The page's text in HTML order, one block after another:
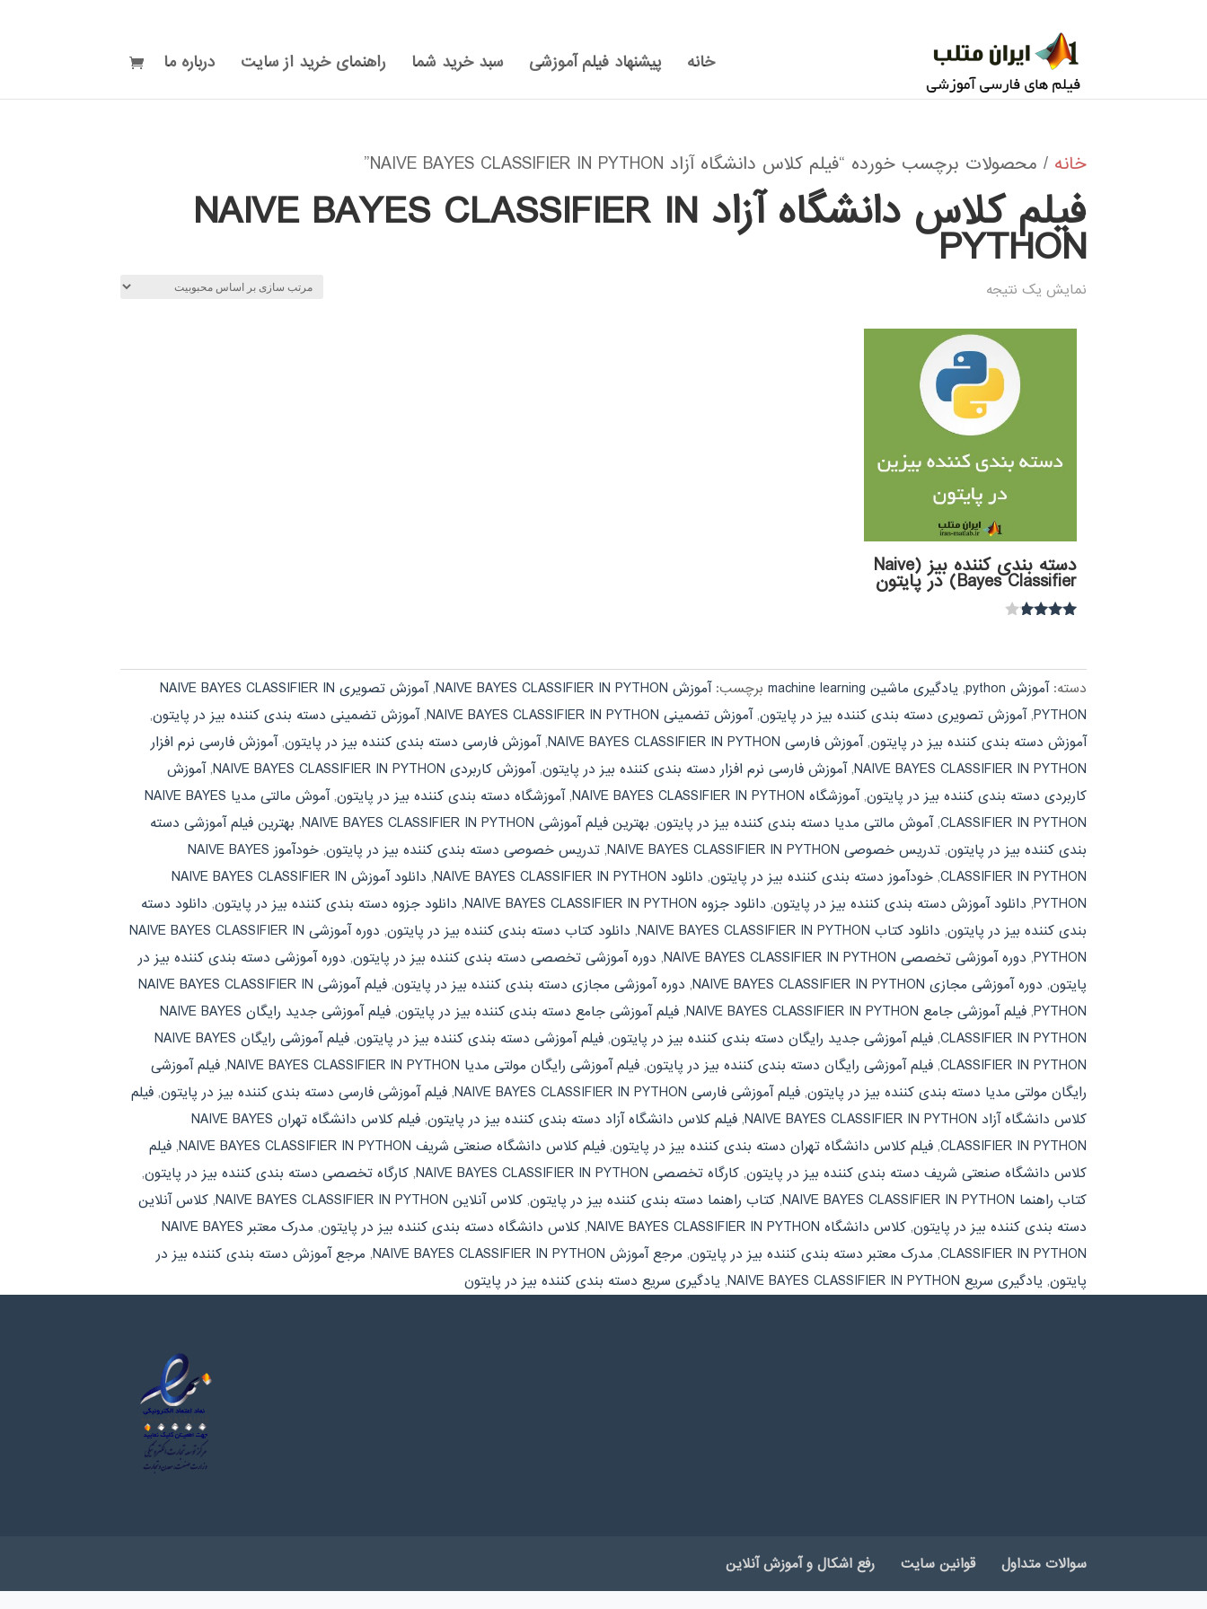
خانه پیشنهاد فیلم آموزشی سبد خرید شما راهنمای خرید از سایت درباره ما
خانه / محصولات برچسب خورده “فیلم کلاس دانشگاه آزاد NAIVE BAYES CLASSIFIER IN PYTHON”
فیلم کلاس دانشگاه آزاد NAIVE BAYES CLASSIFIER IN
PYTHON
نمایش یک نتیجه
دسته بندی کننده بیز (Naive
Bayes Classifier) در پایتون
دسته:آموزش python , یادگیری ماشین machine learning برچسب:آموزش NAIVE BAYES CLASSIFIER IN PYTHON ,
آموزش تصویری NAIVE BAYES CLASSIFIER IN
PYTHON
,آموزش تصویری دسته بندی کننده بیز در پایتون,آموزش تضمینی NAIVE BAYES CLASSIFIER IN PYTHON ,آموزش تضمینی دسته بندی کننده بیز در پایتون,
آموزش دسته بندی کننده بیز در پایتون,آموزش فارسی NAIVE BAYES CLASSIFIER IN PYTHON ,آموزش فارسی دسته بندی کننده بیز در پایتون,آموزش فارسی نرم افزار
NAIVE BAYES CLASSIFIER IN PYTHON
,آموزش فارسی نرم افزار دسته بندی کننده بیز در پایتون,آموزش کاربردی NAIVE BAYES CLASSIFIER IN PYTHON ,آموزش
کاربردی دسته بندی کننده بیز در پایتون,آموزشگاه NAIVE BAYES CLASSIFIER IN PYTHON ,آموزشگاه دسته بندی کننده بیز در پایتون,
آموش مالتی مدیا NAIVE BAYES
CLASSIFIER IN PYTHON
,آموش مالتی مدیا دسته بندی کننده بیز در پایتون, بهترین فیلم آموزشی NAIVE BAYES CLASSIFIER IN PYTHON , بهترین فیلم آموزشی دسته
بندی کننده بیز در پایتون,تدریس خصوصی NAIVE BAYES CLASSIFIER IN PYTHON ,تدریس خصوصی دسته بندی کننده بیز در پایتون,
خودآموز NAIVE BAYES
CLASSIFIER IN PYTHON
,خودآموز دسته بندی کننده بیز در پایتون, دانلود NAIVE BAYES CLASSIFIER IN PYTHON ,
دانلود آموزش NAIVE BAYES CLASSIFIER IN
PYTHON
, دانلود آموزش دسته بندی کننده بیز در پایتون, دانلود جزوه NAIVE BAYES CLASSIFIER IN PYTHON , دانلود جزوه دسته بندی کننده بیز در پایتون, دانلود دسته
بندی کننده بیز در پایتون, دانلود کتاب NAIVE BAYES CLASSIFIER IN PYTHON , دانلود کتاب دسته بندی کننده بیز در پایتون,
دوره آموزشی NAIVE BAYES CLASSIFIER IN
PYTHON
, دوره آموزشی تخصصی NAIVE BAYES CLASSIFIER IN PYTHON , دوره آموزشی تخصصی دسته بندی کننده بیز در پایتون, دوره آموزشی دسته بندی کننده بیز در
پایتون, دوره آموزشی مجازی NAIVE BAYES CLASSIFIER IN PYTHON , دوره آموزشی مجازی دسته بندی کننده بیز در پایتون,
فیلم آموزشی NAIVE BAYES CLASSIFIER IN
PYTHON
,فیلم آموزشی جامع NAIVE BAYES CLASSIFIER IN PYTHON ,فیلم آموزشی جامع دسته بندی کننده بیز در پایتون,
فیلم آموزشی جدید رایگان NAIVE BAYES
CLASSIFIER IN PYTHON
,فیلم آموزشی جدید رایگان دسته بندی کننده بیز در پایتون,فیلم آموزشی دسته بندی کننده بیز در پایتون,
فیلم آموزشی رایگان NAIVE BAYES
CLASSIFIER IN PYTHON
,فیلم آموزشی رایگان دسته بندی کننده بیز در پایتون,فیلم آموزشی رایگان مولتی مدیا NAIVE BAYES CLASSIFIER IN PYTHON ,فیلم آموزشی
رایگان مولتی مدیا دسته بندی کننده بیز در پایتون,فیلم آموزشی فارسی NAIVE BAYES CLASSIFIER IN PYTHON ,فیلم آموزشی فارسی دسته بندی کننده بیز در پایتون,فیلم
کلاس دانشگاه آزاد NAIVE BAYES CLASSIFIER IN PYTHON
,فیلم کلاس دانشگاه آزاد دسته بندی کننده بیز در پایتون,
فیلم کلاس دانشگاه تهران NAIVE BAYES
CLASSIFIER IN PYTHON
,فیلم کلاس دانشگاه تهران دسته بندی کننده بیز در پایتون,فیلم کلاس دانشگاه صنعتی شریف NAIVE BAYES CLASSIFIER IN PYTHON ,فیلم
کلاس دانشگاه صنعتی شریف دسته بندی کننده بیز در پایتون,کارگاه تخصصی NAIVE BAYES CLASSIFIER IN PYTHON ,کارگاه تخصصی دسته بندی کننده بیز در پایتون,
کتاب راهنما NAIVE BAYES CLASSIFIER IN PYTHON
,کتاب راهنما دسته بندی کننده بیز در پایتون,کلاس آنلاین NAIVE BAYES CLASSIFIER IN PYTHON ,کلاس آنلاین
دسته بندی کننده بیز در پایتون,کلاس دانشگاه NAIVE BAYES CLASSIFIER IN PYTHON ,کلاس دانشگاه دسته بندی کننده بیز در پایتون,
مدرک معتبر NAIVE BAYES
CLASSIFIER IN PYTHON
, مدرک معتبر دسته بندی کننده بیز در پایتون, مرجع آموزش NAIVE BAYES CLASSIFIER IN PYTHON , مرجع آموزش دسته بندی کننده بیز در
پایتون, یادگیری سریع NAIVE BAYES CLASSIFIER IN PYTHON , یادگیری سریع دسته بندی کننده بیز در پایتون
سوالات متداول قوانین سایت رفع اشکال و آموزش آنلاین